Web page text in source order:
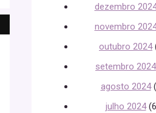
dezembro
novembro
outubro 2024
setembro 2024
agosto 2024
julho 2024